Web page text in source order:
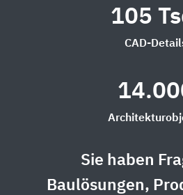
105
CAD-
Sie haben
Baulösungen,